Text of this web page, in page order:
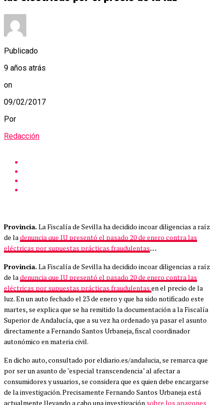
Publicado
9 años atrás
on
09/02/2017
Por
Redacción
Provincia. La Fiscalía de Sevilla ha decidido incoar diligencias a raíz
de ladenuncia que IU presentó el pasado 20 de enero contra las
eléctricas por supuestas prácticas fraudulentas…
Provincia. La Fiscalía de Sevilla ha decidido incoar diligencias a raíz
de ladenuncia que IU presentó el pasado 20 de enero contra las
eléctricas por supuestas prácticas fraudulentas en el precio de la
luz. En un auto fechado el 23 de enero y que ha sido notificado este
martes, se explica que se ha remitido la documentación a la Fiscalía
Superior de Andalucía, que a su vez ha ordenado ya pasar el asunto
directamente a Fernando Santos Urbaneja, fiscal coordinador
autonómico en materia civil.
En dicho auto, consultado por eldiario.es/andalucia, se remarca que
por ser un asunto de "especial transcendencia" al afectar a
consumidores y usuarios, se considera que es quien debe encargarse
de la investigación. Precisamente Fernando Santos Urbaneja está
actualmente llevando a cabo una investigación sobre los apagones